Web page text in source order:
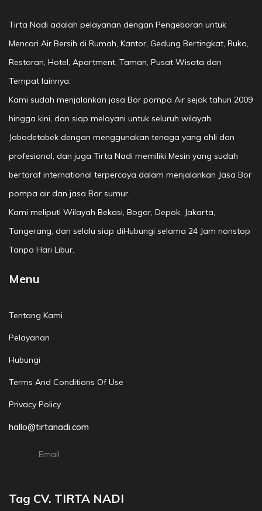
Tirta Nadi adalah pelayanan dengan Pengeboran untuk
Mencari Air Bersih di Rumah, Kantor, Gedung Bertingkat, Ruko,
Restoran, Hotel, Apartment, Taman, Pusat Wisata dan
Tempat lainnya.
Kami sudah menjalankan jasa Bor pompa Air sejak tahun 2009
hingga kini, dan siap melayani untuk seluruh wilayah
Jabodetabek dengan menggunakan tenaga yang ahli dan
profesional, dan juga Tirta Nadi memiliki Mesin yang sudah
bertaraf international terpercaya dalam menjalankan Jasa Bor
pompa air dan jasa Bor sumur.
Kami meliputi Wilayah Bekasi, Bogor, Depok, Jakarta,
Tangerang, dan selalu siap diHubungi selama 24 Jam nonstop
Tanpa Hari Libur.
Menu
Tentang Kami
Pelayanan
Hubungi
Terms And Conditions Of Use
Privacy Policy
hallo@tirtanadi.com
Email
Tag CV. TIRTA NADI